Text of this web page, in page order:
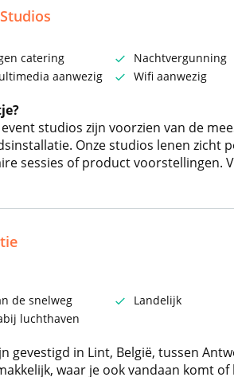
catering Nachtvergunning
aanwezig
Wifi aanwezig
event studios zijn voorzien van de
Onze studios lenen zicht
sessies of product voorstellingen.
de snelweg Landelijk
luchthaven
gevestigd in Lint, België, tussen
waar je ook vandaan komt